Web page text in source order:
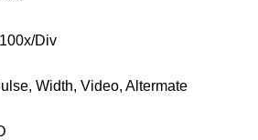
Div
Width, Video, Altermate